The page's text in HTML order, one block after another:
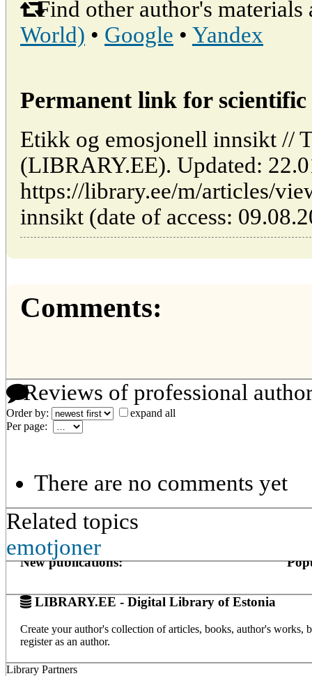
Find other author's materials
World) • Google • Yandex
Permanent link for
Etikk og emosjonell innsikt //
(LIBRARY.EE). Updated:
https://library.ee/m/articles/
innsikt (date of access:
Comments:
Reviews of professional
Order by:
expand all
Per page:
There are no comments yet
Related topics
emotjoner
New publications:
LIBRARY.EE - Digital Library of Estonia
Create your author's collection of articles, books, author's
register as an author.
Library Partners